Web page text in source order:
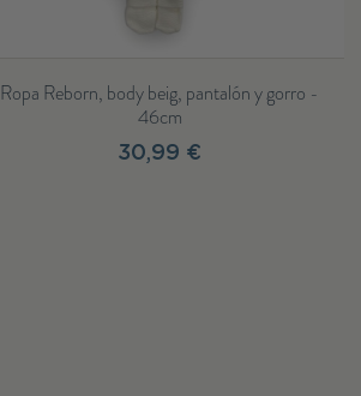
Conjunto vestido de rayas azul con chaqueta,
gorro y calcetines terracota para muñecos...
30,99 €